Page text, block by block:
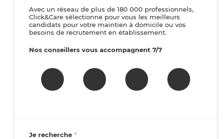
Avec un réseau de plus de 180 000 professionnels,
Click&Care sélectionne pour vous les meilleurs
candidats pour votre maintien à domicile ou vos
besoins de recrutement en établissement.
Nos conseillers vous accompagnent 7/7
Je recherche